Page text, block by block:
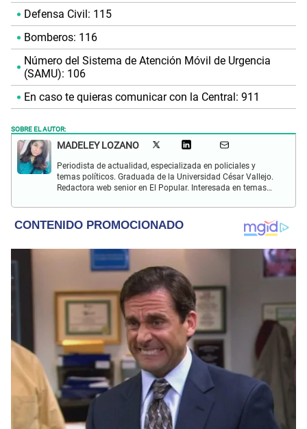
Defensa Civil: 115
Bomberos: 116
Número del Sistema de Atención Móvil de Urgencia
(SAMU): 106
En caso te quieras comunicar con la Central: 911
SOBRE EL AUTOR:
MADELEY LOZANO
Periodista de actualidad, especializada en policiales y
temas políticos. Graduada de la Universidad César Vallejo.
Redactora web senior en El Popular. Interesada en temas
turismo, gastronomía y doblajes.